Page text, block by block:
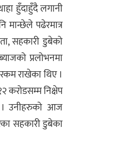
हुँदाहुँदै लगानी
मान्छेले पढेरमात्र
सहकारी डुबेको
प्रलोभनमा
राखेका थिए ।
करोडसम्म निक्षेप
। उनीहरुको आज
सहकारी डुबेका